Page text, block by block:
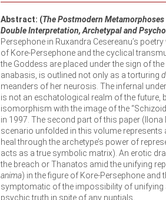
Abstract: (The Postmodern
Double Interpretation, Archetypal and
Persephone in Ruxandra Cesereanu’s
of Kore-Persephone and the cyclical
the Goddess are placed under the sign of the
anabasis, is outlined not only as a torturing
meanders of her neurosis. The infernal
is not an eschatological realm of the future,
isomorphism with the image of the
in 1997. The second part of this paper
scenario unfolded in this volume represents
heal through the archetype’s power of
acts as a true symbolic matrix). An erotic
the breach or Thanatos amid the unifying
anima) in the figure of Kore-Persephone and
symptomatic of the impossibility of unifying
psychic truth in spite of any nuptials.